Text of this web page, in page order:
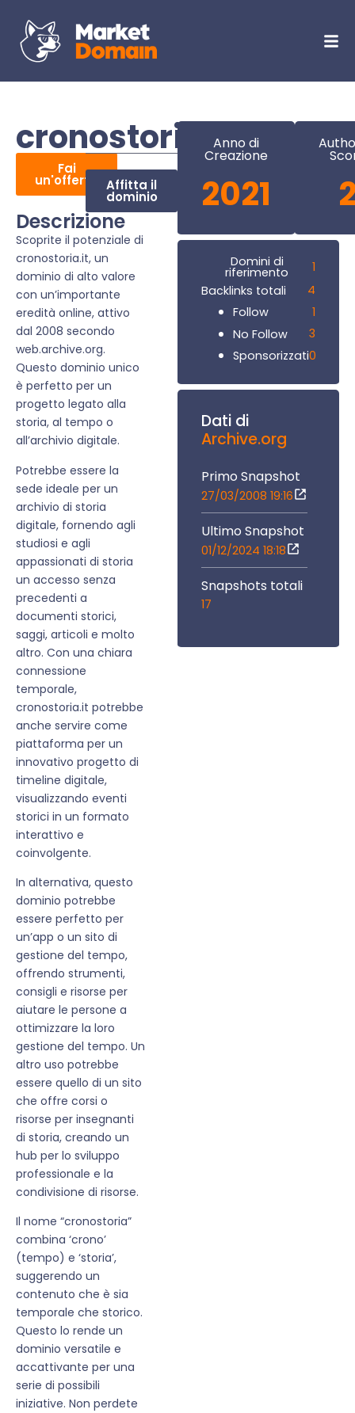
cronostoria.it
Fai
un'offerta Affitta il
dominio
Descrizione
Scoprite il potenziale di
cronostoria.it, un
dominio di alto valore
con un’importante
eredità online, attivo
dal 2008 secondo
web.archive.org.
Questo dominio unico
è perfetto per un
progetto legato alla
storia, al tempo o
all’archivio digitale.
Potrebbe essere la
sede ideale per un
archivio di storia
digitale, fornendo agli
studiosi e agli
appassionati di storia
un accesso senza
precedenti a
documenti storici,
saggi, articoli e molto
altro. Con una chiara
connessione
temporale,
cronostoria.it potrebbe
anche servire come
piattaforma per un
innovativo progetto di
timeline digitale,
visualizzando eventi
storici in un formato
interattivo e
coinvolgente.
In alternativa, questo
dominio potrebbe
essere perfetto per
un’app o un sito di
gestione del tempo,
offrendo strumenti,
consigli e risorse per
aiutare le persone a
ottimizzare la loro
gestione del tempo. Un
altro uso potrebbe
essere quello di un sito
che offre corsi o
risorse per insegnanti
di storia, creando un
hub per lo sviluppo
professionale e la
condivisione di risorse.
Il nome “cronostoria”
combina ‘crono’
(tempo) e ‘storia’,
suggerendo un
contenuto che è sia
temporale che storico.
Questo lo rende un
dominio versatile e
accattivante per una
serie di possibili
iniziative. Non perdete
Anno di
Creazione
2021
Domini di
riferimento
1
Backlinks totali
4
Follow
1
No Follow
3
Sponsorizzati0
Dati di
Archive.org
Primo Snapshot
27/03/2008 19:16
Ultimo Snapshot
01/12/2024 18:18
Snapshots totali
17